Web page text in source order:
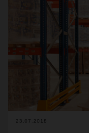
23.07.2018